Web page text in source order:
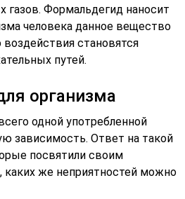
газов. Формальдегид наносит
человека данное вещество
становятся
путей.
организма
одной употребленной
зависимость. Ответ на такой
посвятили своим
каких же неприятностей можно